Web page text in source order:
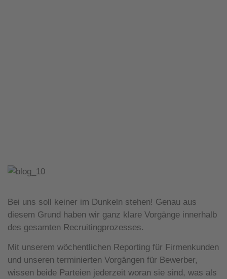
Bei uns soll keiner im Dunkeln stehen! Genau aus
diesem Grund haben wir ganz klare Vorgänge innerhalb
des gesamten Recruitingprozesses.
Mit unserem wöchentlichen Reporting für Firmenkunden
und unseren terminierten Vorgängen für Bewerber,
wissen beide Parteien jederzeit woran sie sind, was als